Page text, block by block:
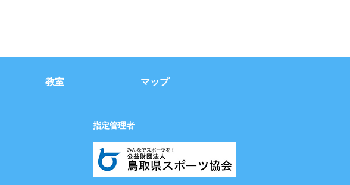
教室 マップ
指定管理者